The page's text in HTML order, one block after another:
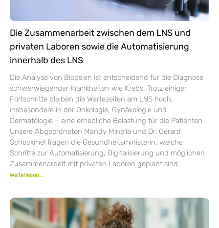
Die Zusammenarbeit zwischen dem LNS und
privaten Laboren sowie die Automatisierung
innerhalb des LNS
Die Analyse von Biopsien ist entscheidend für die Diagnose
schwerwiegender Krankheiten wie Krebs. Trotz einiger
Fortschritte bleiben die Wartezeiten am LNS hoch,
insbesondere in der Onkologie, Gynäkologie und
Dermatologie – eine erhebliche Belastung für die Patienten.
Unsere Abgeordneten Mandy Minella und Dr. Gérard
Schockmel fragen die Gesundheitsministerin, welche
Schritte zur Automatisierung, Digitalisierung und möglichen
Zusammenarbeit mit privaten Laboren geplant sind.
weiterlesen...